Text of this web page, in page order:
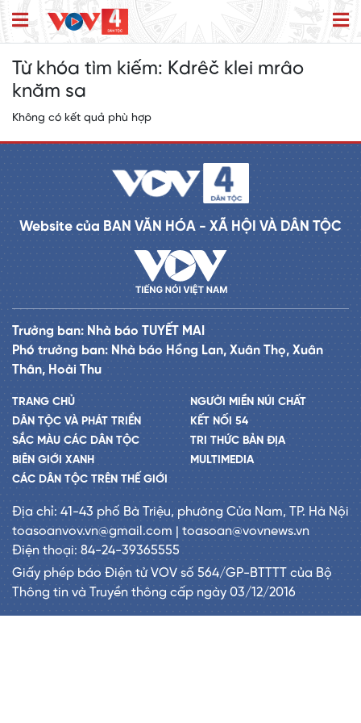
Từ khóa tìm kiếm: Kdrêč klei mrâo
knăm sa
Không có kết quả phù hợp
Website của BAN VĂN HÓA - XÃ HỘI VÀ DÂN TỘC
Trưởng ban: Nhà báo TUYẾT MAI
Phó trưởng ban: Nhà báo Hồng Lan, Xuân Thọ, Xuân
Thân, Hoài Thu
TRANG CHỦ
DÂN TỘC VÀ PHÁT TRIỂN
SẮC MÀU CÁC DÂN TỘC
BIÊN GIỚI XANH
CÁC DÂN TỘC TRÊN THẾ GIỚI
NGƯỜI MIỀN NÚI CHẤT
KẾT NỐI 54
TRI THỨC BẢN ĐỊA
MULTIMEDIA
Địa chỉ: 41-43 phố Bà Triệu, phường Cửa Nam, TP. Hà Nội
toasoanvov.vn@gmail.com | toasoan@vovnews.vn
Điện thoại: 84-24-39365555
Giấy phép báo Điện tử VOV số 564/GP-BTTTT của Bộ
Thông tin và Truyền thông cấp ngày 03/12/2016